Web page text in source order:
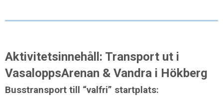
Aktivitetsinnehåll: Transport ut i
VasaloppsArenan & Vandra i Hökberg
Busstransport till “valfri” startplats: